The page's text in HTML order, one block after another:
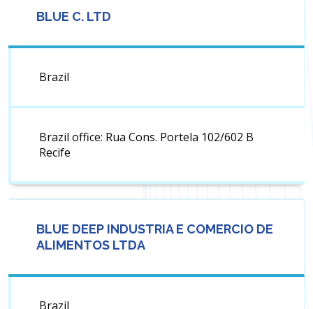
BLUE C. LTD
Brazil
Brazil office: Rua Cons. Portela 102/602 B
Recife
BLUE DEEP INDUSTRIA E COMERCIO DE
ALIMENTOS LTDA
Brazil